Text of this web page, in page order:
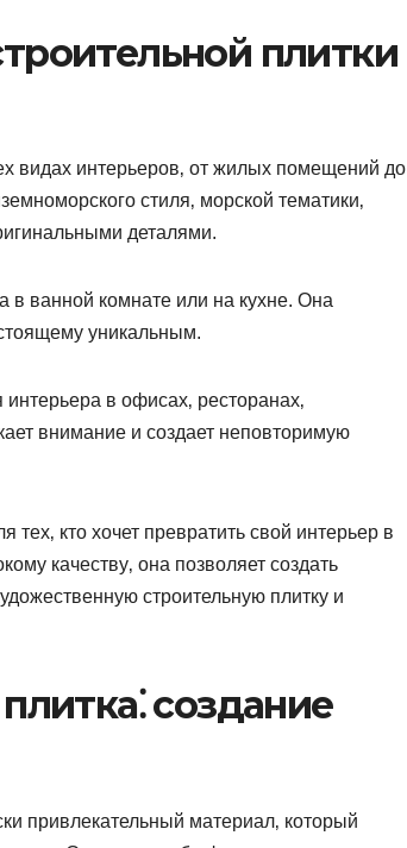
плитки
видах интерьеров‚ от жилых помещений до
стиля‚ морской тематики‚
деталями.​
в ванной комнате или на кухне.​ Она
уникальным.​
в офисах‚ ресторанах‚
внимание и создает неповторимую
кто хочет превратить свой интерьер в
качеству‚ она позволяет создать
строительную плитку и
создание
привлекательный материал‚ который